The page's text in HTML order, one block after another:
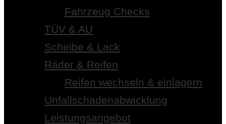
Fahrzeug Checks
TÜV & AU
Scheibe & Lack
Räder & Reifen
Reifen wechseln & einlagern
Unfallschadenabwicklung
Leistungsangebot